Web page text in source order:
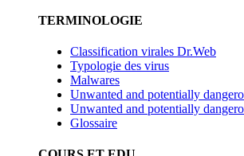
TERMINOLOGIE
Classification virales Dr.Web
Typologie des virus
Malwares
Unwanted and potentially
Unwanted and potentially
Glossaire